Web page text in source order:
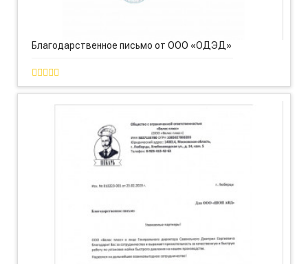
Благодарственное письмо от ООО «ОДЭД»